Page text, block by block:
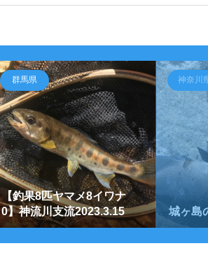
群馬県
【釣果8匹ヤマメ8イワナ
0】神流川支流2023.3.15
神奈川
城ヶ島